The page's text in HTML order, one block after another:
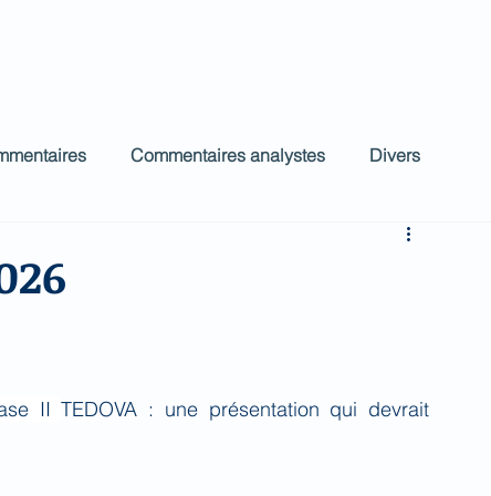
Commentaires analystes Divers
II TEDOVA : une présentation qui devrait